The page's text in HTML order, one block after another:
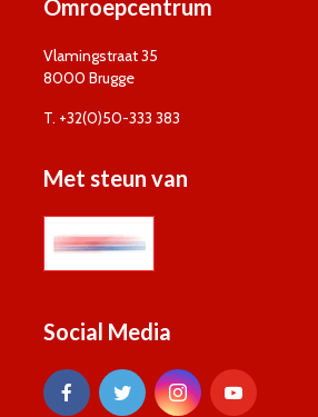
Omroepcentrum
Vlamingstraat 35
8000 Brugge
T. +32(0)50-333 383
Met steun van
Social Media